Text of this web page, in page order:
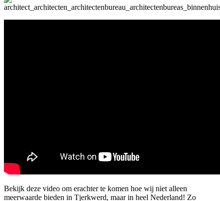
Bekijk deze video om erachter te komen hoe wij niet alleen
meerwaarde bieden in Tjerkwerd, maar in heel Nederland! Zo